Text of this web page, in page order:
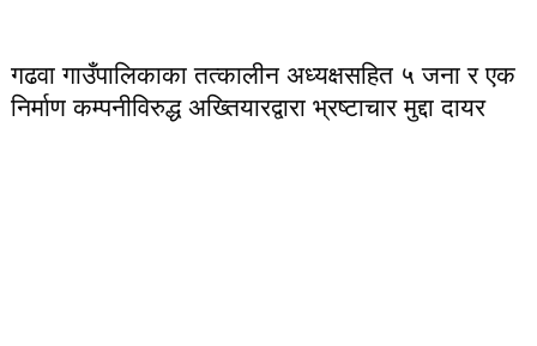
गढवा गाउँपालिकाका तत्कालीन अध्यक्षसहित ५ जना र एक
निर्माण कम्पनीविरुद्ध अख्तियारद्वारा भ्रष्टाचार मुद्दा दायर